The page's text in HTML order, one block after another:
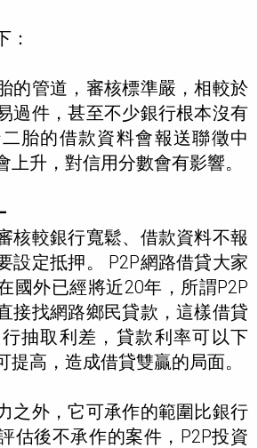
：
的管道，審核標準嚴，相較於
過件，甚至不少銀行根本沒有
胎的借款資料會報送聯徵中
上升，對信用分數會有影響。
核較銀行寬鬆、借款資料不報
設定抵押。 P2P網路借貸大家
國外已經將近20年，所謂P2P
接找網路鄉民貸款，這樣借貸
抽取利差，貸款利率可以下
提高，造成借貸雙贏的局面。
之外，它可承作的範圍比銀行
估後不承作的案件，P2P投資